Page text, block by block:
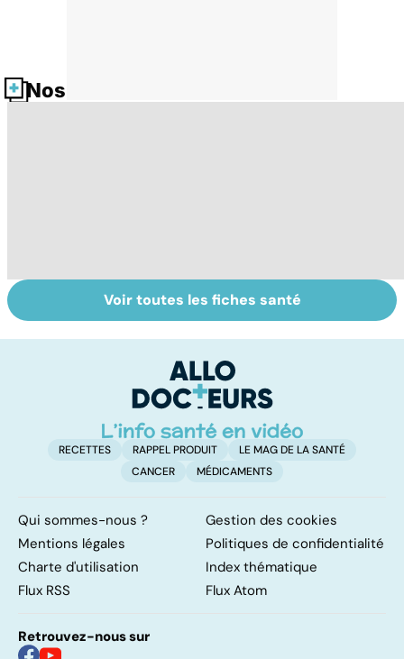
Nos fiches santé
Tout savoir sur
les infections
Inflammation des
amygdales : que
d'angine ?
Voir toutes les fiches santé
RECETTES RAPPEL PRODUIT
LE MAG DE LA SANTÉ
CANCER
MÉDICAMENTS
Qui sommes-nous ?
Gestion des cookies
Mentions légales
Politiques de confidentialité
Charte d'utilisation
Index thématique
Flux RSS
Flux Atom
Retrouvez-nous sur